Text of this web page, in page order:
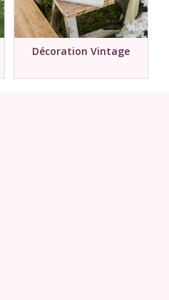
Décoration Vintage